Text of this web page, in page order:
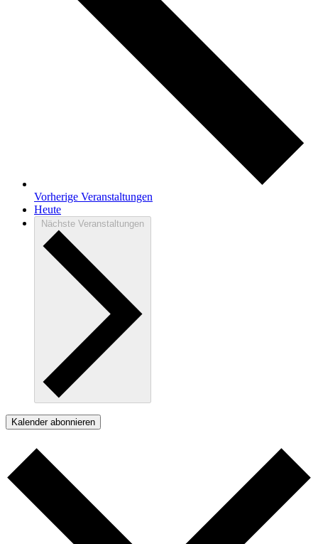
Vorherige Veranstaltungen
Heute
Nächste Veranstaltungen
Kalender abonnieren